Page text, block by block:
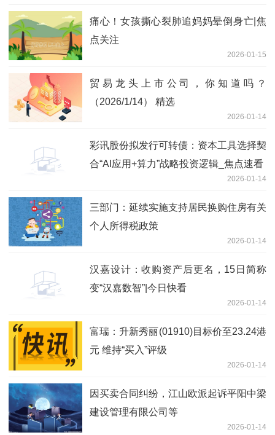
痛心！女孩撕心裂肺追妈妈晕倒身亡|焦
点关注
2026-01-15
贸易龙头上市公司，你知道吗？
（2026/1/14） 精选
2026-01-14
彩讯股份拟发行可转债：资本工具选择契
合“AI应用+算力”战略投资逻辑_焦点速看
2026-01-14
三部门：延续实施支持居民换购住房有关
个人所得税政策
2026-01-14
汉嘉设计：收购资产后更名，15日简称
变“汉嘉数智”|今日快看
2026-01-14
富瑞：升新秀丽(01910)目标价至23.24港
元 维持“买入”评级
2026-01-14
因买卖合同纠纷，江山欧派起诉平阳中梁
建设管理有限公司等
2026-01-14